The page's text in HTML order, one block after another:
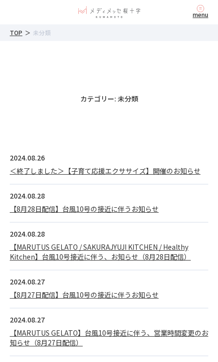
menu
TOP ＞ 未分類
カテゴリー: 未分類
2024.08.26
＜終了しました＞【子育て応援エクササイズ】開催のお知らせ
2024.08.28
【8月28日配信】台風10号の接近に伴うお知らせ
2024.08.28
【MARUTUS GELATO / SAKURAJYUJI KITCHEN / Healthy
Kitchen】台風10号接近に伴う、お知らせ（8月28日配信）
2024.08.27
【8月27日配信】台風10号の接近に伴うお知らせ
2024.08.27
【MARUTUS GELATO】台風10号接近に伴う、営業時間変更のお
知らせ（8月27日配信）